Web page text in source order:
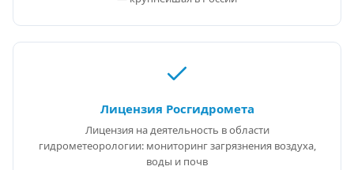
Лицензия Росгидромета
Лицензия на деятельность в области
гидрометеорологии: мониторинг загрязнения воздуха,
воды и почв